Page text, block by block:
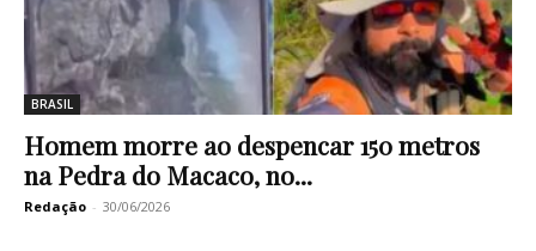
BRASIL
Homem morre ao despencar 150 metros
na Pedra do Macaco, no...
Redação - 30/06/2026